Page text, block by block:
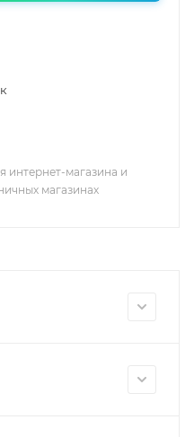
интернет-магазина и
магазинах